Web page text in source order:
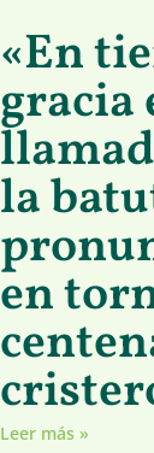
«En
gracia
la
en
Leer más »